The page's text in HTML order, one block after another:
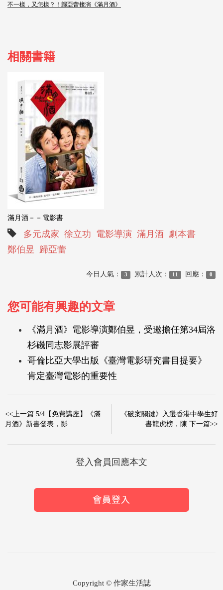
不一樣，又怎樣？！歸亞蕾接演《滿月酒》
相關書籍
滿月酒－－電影書
多元成家 徐立功 電影導演 滿月酒 劇本書
鄭伯昱 歸亞蕾
今日人氣： 3 累計人次： 11 回應： 0
您可能有興趣的文章
《滿月酒》電影導演鄭伯昱，受邀擔任第34屆洛
杉磯同志影展評審
哥倫比亞大學出版《臺灣電影研究書目提要》
肯定臺灣電影的重要性
<<上一篇 5/4【免費講座】《滿
月酒》新書發表，影
《破案關鍵》入選香港中學生好
書龍虎榜，陳 下一篇>>
登入會員回應本文
Copyright © 作家生活誌